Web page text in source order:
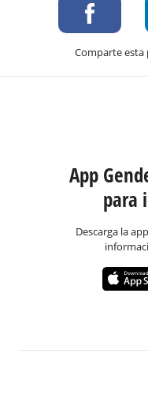
Comparte esta
App
para
Descarga la